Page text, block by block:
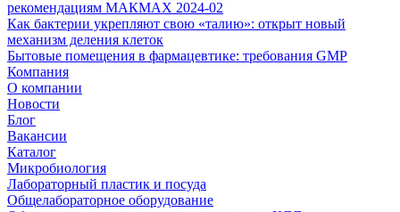
рекомендациям МАКМАХ 2024-02
Как бактерии укрепляют свою «талию»: открыт новый
механизм деления клеток
Бытовые помещения в фармацевтике: требования GMP
Компания
О компании
Новости
Блог
Вакансии
Каталог
Микробиология
Лабораторный пластик и посуда
Общелабораторное оборудование